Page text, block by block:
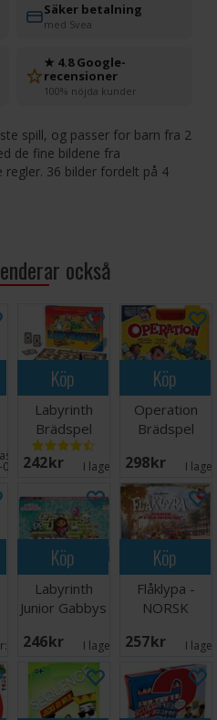
Säker betalning
med Svea
★ 4.8 Google-
recensioner
100% nöjda kunder
spill, og passer for barn fra 2
de fine bildene fra
regler. 36 bilder fordelt på 4
också
in:
08-27
Köp
Labyrinth
Brädspel
242 SEK I lager: 5
Köp
Operation
Brädspel
298 SEK I
Köp
Labyrinth
Junior Gabbys
246 SEK I lager: 2
Köp
Flåklypa -
NORSK
257 SEK I